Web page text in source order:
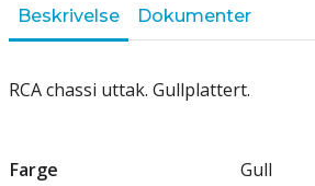
Beskrivelse Dokumenter
RCA chassi uttak. Gullplattert.
Farge
Gull